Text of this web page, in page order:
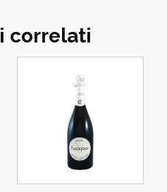
correlati